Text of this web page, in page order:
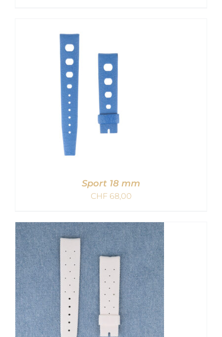
IN DEN WARENKORB
IN DEN WARENKORB
/
DETAILS
Sport 18 mm
CHF68,00